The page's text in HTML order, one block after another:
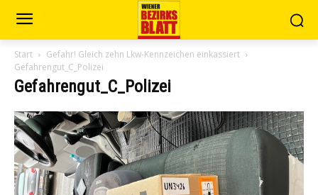
Start
Gefahr! Gleich zehn Lkw-Kennzeichen einkassiert
Gefahrengut_C_Polizei
Gefahrengut_C_Polizei